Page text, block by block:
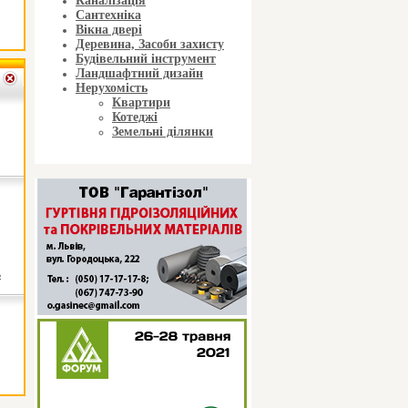
Сантехніка
Вікна двері
Деревина, Засоби захисту
Будівельний інструмент
Ландшафтний дизайн
Нерухомість
Квартири
Котеджі
Земельні ділянки